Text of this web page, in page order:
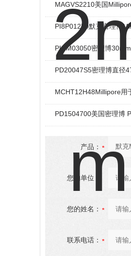
MAGVS2210美国
PI8P01250默克密理博
PICM03050密理博
PD20047S5密理博直径
MCHT12H48Millipore用
PD1504700美国密理博
产品：
您的单位：
您的姓名：
联系电话：